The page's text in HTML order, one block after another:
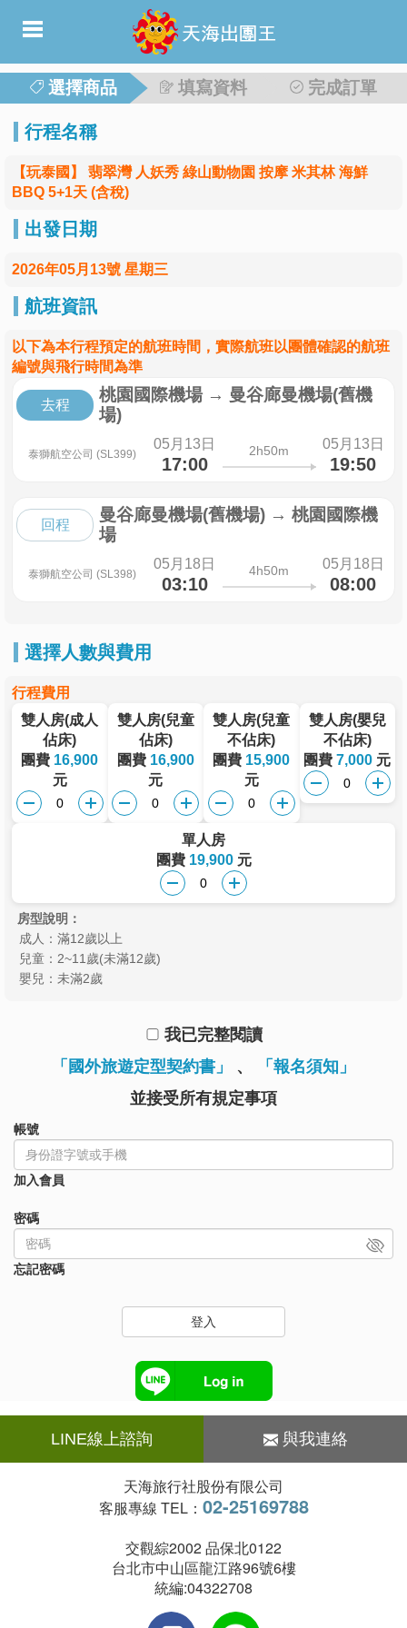
選擇商品 填寫資料 完成訂單
行程名稱
【玩泰國】 翡翠灣 人妖秀 綠山動物園 按摩 米其林 海鮮
BBQ 5+1天 (含稅)
出發日期
2026年05月13號 星期三
航班資訊
以下為本行程預定的航班時間，實際航班以團體確認的航班
編號與飛行時間為準
去程
桃園國際機場 → 曼谷廊曼機場(舊機
場)
泰獅航空公司 (SL399)
05月13日
17:00
2h50m 05月13日
19:50
回程
曼谷廊曼機場(舊機場) → 桃園國際機
場
泰獅航空公司 (SL398)
05月18日
03:10
4h50m 05月18日
08:00
選擇人數與費用
行程費用
雙人房(成人
佔床)
團費 16,900
元
雙人房(兒童
佔床)
團費 16,900
元
雙人房(兒童
不佔床)
團費 15,900
元
雙人房(嬰兒
不佔床)
團費7,000 元
單人房
團費 19,900元
房型說明：
成人：滿12歲以上
兒童：2~11歲(未滿12歲)
嬰兒：未滿2歲
我已完整閱讀
「國外旅遊定型契約書」
、
「報名須知」
並接受所有規定事項
帳號
加入會員
密碼
忘記密碼
登入
LINE線上諮詢 與我連絡
天海旅行社股份有限公司
客服專線 TEL： 02-25169788
交觀綜2002 品保北0122
台北市中山區龍江路96號6樓
統編:04322708